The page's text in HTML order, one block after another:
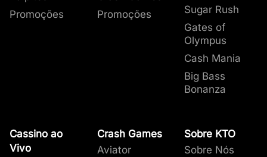
Promoções
Promoções
Sugar Rush
Gates of
Olympus
Cash Mania
Big Bass
Bonanza
Cassino ao
Vivo
Crash Games
Aviator
Sobre KTO
Sobre Nós